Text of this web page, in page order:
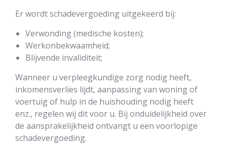
Er wordt schadevergoeding uitgekeerd bij:
Verwonding (medische kosten);
Werkonbekwaamheid;
Blijvende invaliditeit;
Wanneer u verpleegkundige zorg nodig heeft,
inkomensverlies lijdt, aanpassing van woning of
voertuig of hulp in de huishouding nodig heeft
enz., regelen wij dit voor u. Bij onduidelijkheid over
de aansprakelijkheid ontvangt u een voorlopige
schadevergoeding.